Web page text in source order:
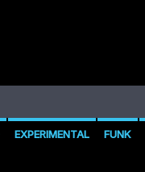
EXPERIMENTAL FUNK